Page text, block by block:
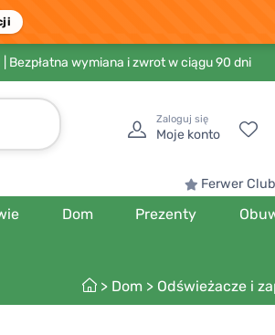
| Bezpłatna wymiana i zwrot w ciągu 90 dni
Zaloguj się
Moje konto
Ferwer Club
Dom Prezenty
> Dom > Odświeżacze i